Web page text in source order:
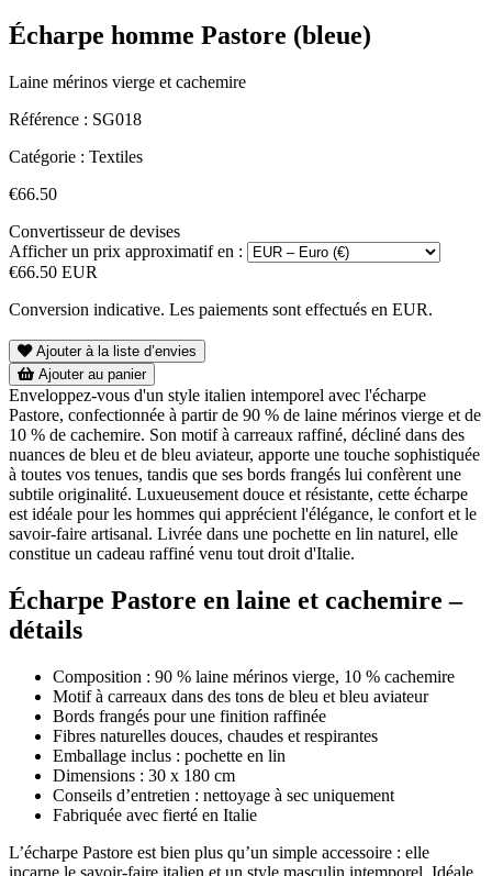
Écharpe homme Pastore (bleue)
Laine mérinos vierge et cachemire
Référence : SG018
Catégorie : Textiles
€66.50
Convertisseur de devises
Afficher un prix approximatif en :
€66.50 EUR
Conversion indicative. Les paiements sont effectués en EUR.
Ajouter à la liste d’envies
Ajouter au panier
Enveloppez-vous d'un style italien intemporel avec l'écharpe
Pastore, confectionnée à partir de 90 % de laine mérinos vierge et de
10 % de cachemire. Son motif à carreaux raffiné, décliné dans des
nuances de bleu et de bleu aviateur, apporte une touche sophistiquée
à toutes vos tenues, tandis que ses bords frangés lui confèrent une
subtile originalité. Luxueusement douce et résistante, cette écharpe
est idéale pour les hommes qui apprécient l'élégance, le confort et le
savoir-faire artisanal. Livrée dans une pochette en lin naturel, elle
constitue un cadeau raffiné venu tout droit d'Italie.
Écharpe Pastore en laine et cachemire –
détails
Composition : 90 % laine mérinos vierge, 10 % cachemire
Motif à carreaux dans des tons de bleu et bleu aviateur
Bords frangés pour une finition raffinée
Fibres naturelles douces, chaudes et respirantes
Emballage inclus : pochette en lin
Dimensions : 30 x 180 cm
Conseils d’entretien : nettoyage à sec uniquement
Fabriquée avec fierté en Italie
L’écharpe Pastore est bien plus qu’un simple accessoire : elle
incarne le savoir-faire italien et un style masculin intemporel. Idéale